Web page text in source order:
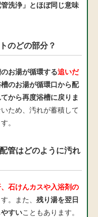
洗浄」とほぼ同じ意味
のどの部分？
お湯が循環する追いだ
のお湯が循環口から配
から再度浴槽に戻りま
ため、汚れが蓄積して
。
管はどのように汚れ
石けんカスや入浴剤の
。また、 残り湯を翌日
すいこともあります。